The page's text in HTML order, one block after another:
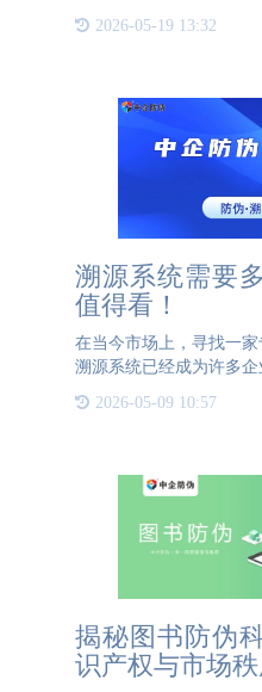
3044AM永利防伪溯源系
2026-05-19 13:32
溯源系统需要
值得看！
在当今市场上，寻找一
溯源系统已经成为许多
不仅能够帮助企业在问题
提升品牌形象，增强消
2026-05-09 10:57
揭秘图书防伪
识产权与市场